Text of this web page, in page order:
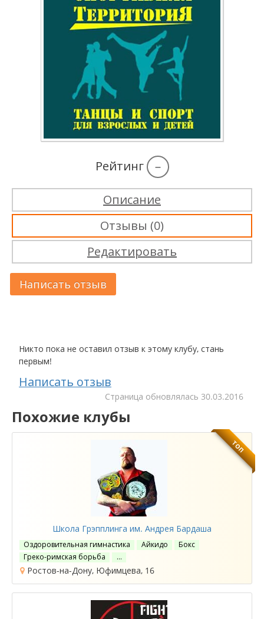
Рейтинг –
Описание
Отзывы (0)
Редактировать
Написать отзыв
Никто пока не оставил отзыв к этому клубу, стань
первым!
Написать отзыв
Cтраница обновлялась 30.03.2016
Похожие клубы
ТОП
Школа Грэпплинга им. Андрея Бардаша
Оздоровительная гимнастика Айкидо
Бокс
Греко-римская борьба
…
Ростов-на-Дону, Юфимцева, 16